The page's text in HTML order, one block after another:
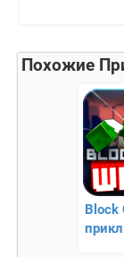
Похожие
Block